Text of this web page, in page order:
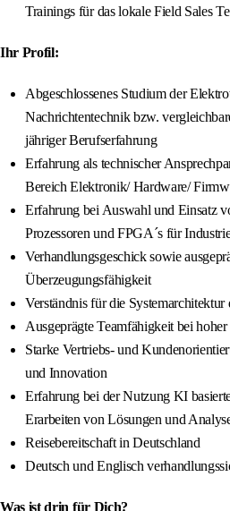
Trainings für das lokale Field Sales
Ihr Profil:
Abgeschlossenes Studium der
Nachrichtentechnik bzw.
jähriger Berufserfahrung
Erfahrung als technischer
Bereich Elektronik/ Hardware/
Erfahrung bei Auswahl und Einsatz
Prozessoren und FPGA´s für
Verhandlungsgeschick sowie
Überzeugungsfähigkeit
Verständnis für die Systemarchitektur
Ausgeprägte Teamfähigkeit bei
Starke Vertriebs- und
und Innovation
Erfahrung bei der Nutzung KI
Erarbeiten von Lösungen und
Reisebereitschaft in Deutschland
Deutsch und Englisch
Was ist drin für Dich?